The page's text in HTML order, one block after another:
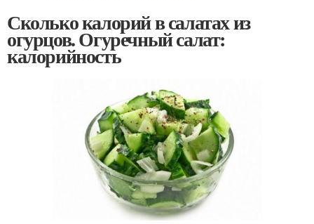
Сколько калорий в салатах из
огурцов. Огуречный салат:
калорийность